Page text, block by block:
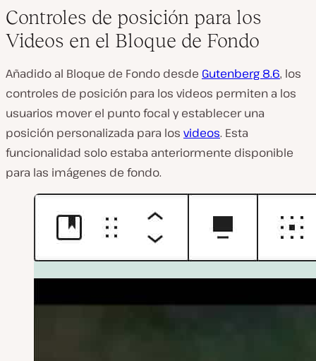
Controles de posición para los
Videos en el Bloque de Fondo
Añadido al Bloque de Fondo desde Gutenberg 8.6, los
controles de posición para los videos permiten a los
usuarios mover el punto focal y establecer una
posición personalizada para los videos. Esta
funcionalidad solo estaba anteriormente disponible
para las imágenes de fondo.